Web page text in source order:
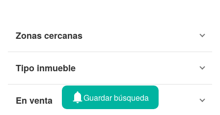
Zonas cercanas
Tipo inmueble
En venta Guardar búsqueda